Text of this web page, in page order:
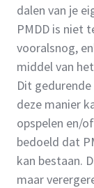
dalen van je
PMDD is niet
vooralsnog,
middel van
Dit
deze manier
opspelen en/
bedoeld dat
kan bestaan.
maar